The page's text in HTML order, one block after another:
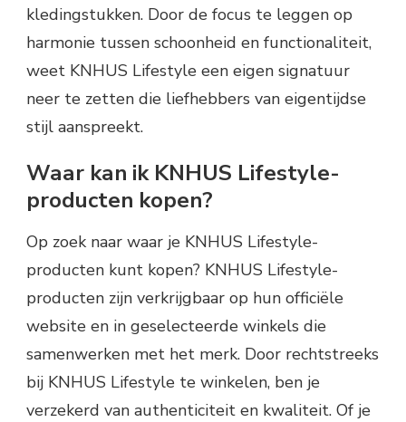
kledingstukken. Door de focus te leggen op
harmonie tussen schoonheid en functionaliteit,
weet KNHUS Lifestyle een eigen signatuur
neer te zetten die liefhebbers van eigentijdse
stijl aanspreekt.
Waar kan ik KNHUS Lifestyle-
producten kopen?
Op zoek naar waar je KNHUS Lifestyle-
producten kunt kopen? KNHUS Lifestyle-
producten zijn verkrijgbaar op hun officiële
website en in geselecteerde winkels die
samenwerken met het merk. Door rechtstreeks
bij KNHUS Lifestyle te winkelen, ben je
verzekerd van authenticiteit en kwaliteit. Of je